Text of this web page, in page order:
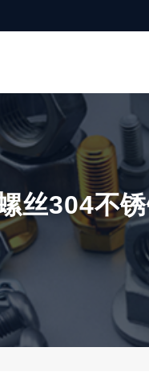
丝304不